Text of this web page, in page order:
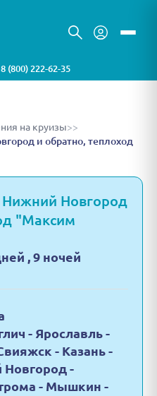
8 (800) 222-62-35
на круизы>>
и обратно, теплоход
Нижний Новгород
"Максим
, 9 ночей
- Ярославль -
- Казань -
-
- Мышкин -